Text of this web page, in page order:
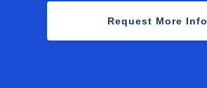
Request More Info